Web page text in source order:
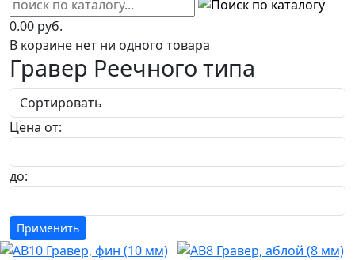
0.00 руб.
В корзине нет ни одного товара
Гравер Реечного типа
Цена от:
до: